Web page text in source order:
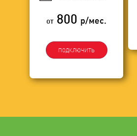
от 800 р/мес.
ПОДКЛЮЧИТЬ